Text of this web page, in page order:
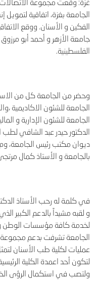
الجامعة بغزة، اتفاقية لتمويل
الفكين و الأسنان. ووقع
جامعة الأزهر و أحمد أبو
الفلسطينية.
وحضر من الجامعة كل من
الجامعة للشئون الاكاديمية
الجامعة للشئون الإدارية و
الدكتور حيدر عبد الشافي
ديوان مكتب رئيس الجامعة،
بالجامعة و الأستاذ كمال
في كلمة له رحب الأستاذ
و لقبه مشيداً بالدعم الكبير
لخدمة كافة مؤسسات الوطن و
الجامعة تشرفت بدعم مجموعة
عمليات لكلية طب الأسنان
لتكون أحد اعمدة الكلية
ولتصب في استكمال الرؤى